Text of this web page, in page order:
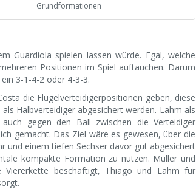
Grundformationen
Guardiola spielen lassen würde. Egal, welche
Positionen im Spiel auftauchen. Darum
3-1-4-2 oder 4-3-3.
die Flügelverteidigerpositionen geben, diese
Halbverteidiger abgesichert werden. Lahm als
gegen den Ball zwischen die Verteidiger
gemacht. Das Ziel wäre es gewesen, über die
und einem tiefen Sechser davor gut abgesichert
kompakte Formation zu nutzen. Müller und
Viererkette beschäftigt, Thiago und Lahm für